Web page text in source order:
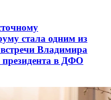
стала одним из
Владимира
в ДФО